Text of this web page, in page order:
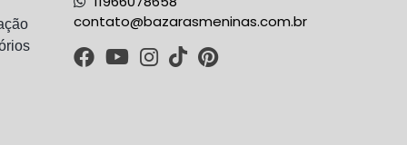
contato@bazarasmeninas.com.br